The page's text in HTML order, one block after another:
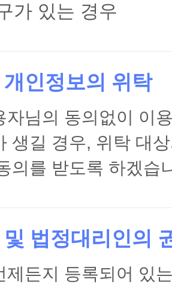
가 있는 경우
인정보의 위탁
자님의 동의없이 이
생길 경우, 위탁 대
의를 받도록 하겠습
법정대리인의
제든지 등록되어 있